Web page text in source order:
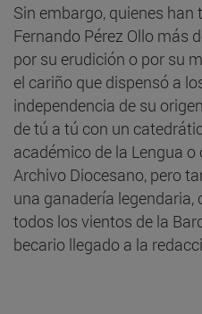
Sin embargo, quienes
Fernando Pérez Ollo más
por su erudición o por su
el cariño que dispensó a
independencia de su
de tú a tú con un
académico de la Lengua
Archivo Diocesano, pero
una ganadería
todos los vientos de la
becario llegado a la